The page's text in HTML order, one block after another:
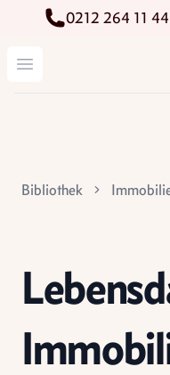
0212 264 11 44
Menü öffnen
Bibliothek